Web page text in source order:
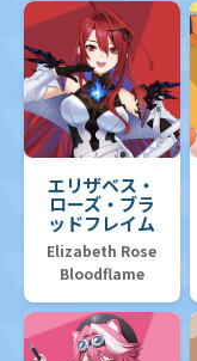
エリザベス・
ローズ・ブラ
ッドフレイム
Elizabeth Rose
Bloodflame